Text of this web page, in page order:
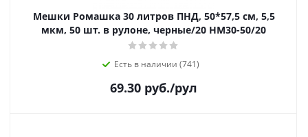
Мешки Ромашка 30 литров ПНД, 50*57,5 см, 5,5
мкм, 50 шт. в рулоне, черные/20 HM30-50/20
Есть в наличии (741)
69.30 руб./рул